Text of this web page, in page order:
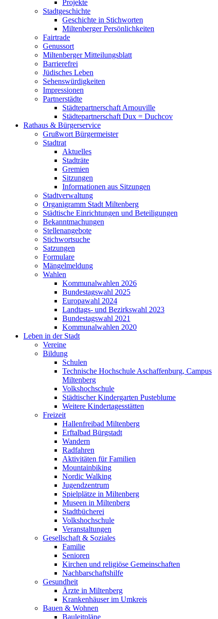
Projekte
Stadtgeschichte
Geschichte in Stichworten
Miltenberger Persönlichkeiten
Fairtrade
Genussort
Miltenberger Mitteilungsblatt
Barrierefrei
Jüdisches Leben
Sehenswürdigkeiten
Impressionen
Partnerstädte
Städtepartnerschaft Arnouville
Städtepartnerschaft Dux = Duchcov
Rathaus & Bürgerservice
Grußwort Bürgermeister
Stadtrat
Aktuelles
Stadträte
Gremien
Sitzungen
Informationen aus Sitzungen
Stadtverwaltung
Organigramm Stadt Miltenberg
Städtische Einrichtungen und Beteiligungen
Bekanntmachungen
Stellenangebote
Stichwortsuche
Satzungen
Formulare
Mängelmeldung
Wahlen
Kommunalwahlen 2026
Bundestagswahl 2025
Europawahl 2024
Landtags- und Bezirkswahl 2023
Bundestagswahl 2021
Kommunalwahlen 2020
Leben in der Stadt
Vereine
Bildung
Schulen
Technische Hochschule Aschaffenburg, Campus
Miltenberg
Volkshochschule
Städtischer Kindergarten Pusteblume
Weitere Kindertagesstätten
Freizeit
Hallenfreibad Miltenberg
Erftalbad Bürgstadt
Wandern
Radfahren
Aktivitäten für Familien
Mountainbiking
Nordic Walking
Jugendzentrum
Spielplätze in Miltenberg
Museen in Miltenberg
Stadtbücherei
Volkshochschule
Veranstaltungen
Gesellschaft & Soziales
Familie
Senioren
Kirchen und religiöse Gemeinschaften
Nachbarschaftshilfe
Gesundheit
Ärzte in Miltenberg
Krankenhäuser im Umkreis
Bauen & Wohnen
Bauleitpläne